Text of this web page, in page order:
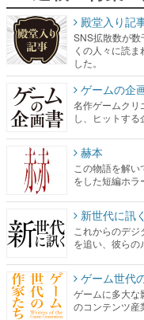
殿堂入り記
SNS拡散数が数
くの人々に読ま
した。
ゲームの企
名作ゲームクリ
し、ヒットする
赫本
この物語を解
をした短編ホラ
新世代に訊く
これからのデ
を追い、彼らの
ゲーム世代
ゲームに多大な
のコンテンツ産